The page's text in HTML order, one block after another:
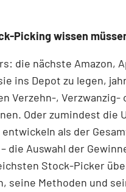
Picking wissen
die nächste Amazon,
ins Depot zu legen,
Verzehn-, Verzwanzig-
Oder zumindest die
als der
die Auswahl der
Stock-Picker
seine Methoden und